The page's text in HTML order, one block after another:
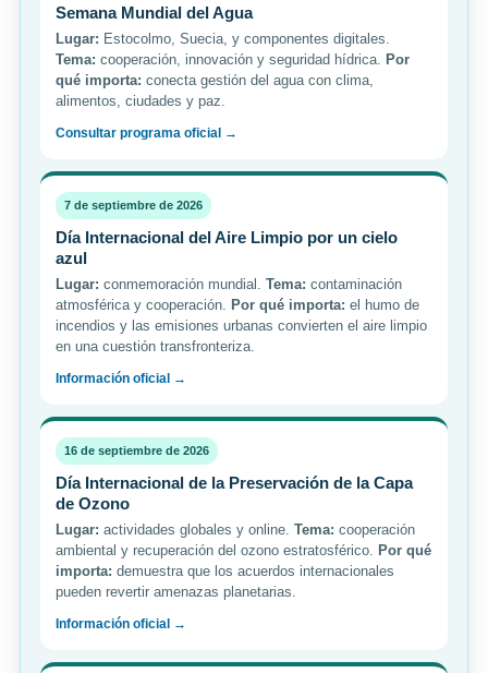
Semana Mundial del Agua
Lugar: Estocolmo, Suecia, y componentes digitales.
Tema: cooperación, innovación y seguridad hídrica.
Por
qué importa: conecta gestión del agua con clima,
alimentos, ciudades y paz.
Consultar programa oficial →
7 de septiembre de 2026
Día Internacional del Aire Limpio por un cielo
azul
Lugar: conmemoración mundial. Tema: contaminación
atmosférica y cooperación.
Por qué importa: el humo de
incendios y las emisiones urbanas convierten el aire limpio
en una cuestión transfronteriza.
Información oficial →
16 de septiembre de 2026
Día Internacional de la Preservación de la Capa
de Ozono
Lugar: actividades globales y online. Tema: cooperación
ambiental y recuperación del ozono estratosférico.
Por qué
importa: demuestra que los acuerdos internacionales
pueden revertir amenazas planetarias.
Información oficial →